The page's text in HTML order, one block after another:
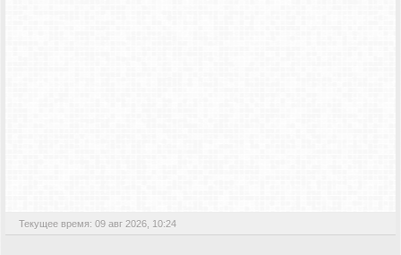
Текущее время: 09 авг 2026, 10:24